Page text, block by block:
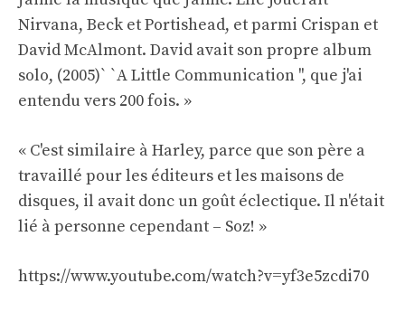
Nirvana, Beck et Portishead, et parmi Crispan et
David McAlmont. David avait son propre album
solo, (2005)` `A Little Communication '', que j'ai
entendu vers 200 fois. »
« C'est similaire à Harley, parce que son père a
travaillé pour les éditeurs et les maisons de
disques, il avait donc un goût éclectique. Il n'était
lié à personne cependant – Soz! »
https://www.youtube.com/watch?v=yf3e5zcdi70